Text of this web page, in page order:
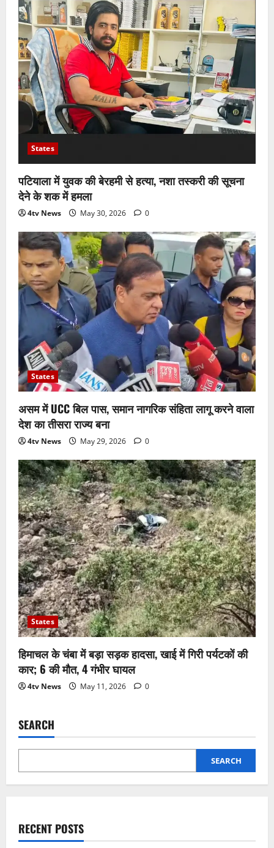
States
पटियाला में युवक की बेरहमी से हत्या, नशा तस्करी की सूचना
देने के शक में हमला
4tv News May 30, 2026 0
States
असम में UCC बिल पास, समान नागरिक संहिता लागू करने वाला
देश का तीसरा राज्य बना
4tv News May 29, 2026 0
States
हिमाचल के चंबा में बड़ा सड़क हादसा, खाई में गिरी पर्यटकों की
कार; 6 की मौत, 4 गंभीर घायल
4tv News May 11, 2026 0
SEARCH
SEARCH
RECENT POSTS